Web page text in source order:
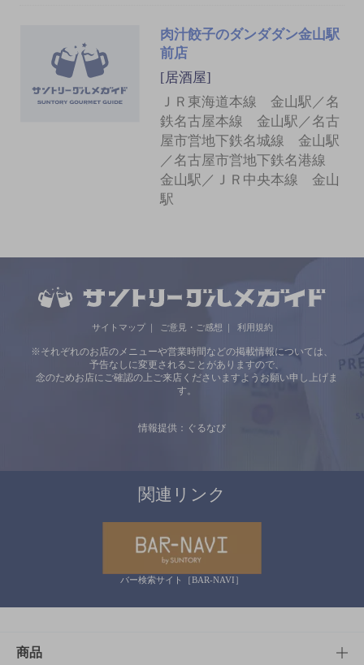
肉汁餃子のダンダダン金山駅
前店
[居酒屋]
ＪＲ東海道本線 金山駅／名
鉄名古屋本線 金山駅／名古
屋市営地下鉄名城線 金山駅
／名古屋市営地下鉄名港線
金山駅／ＪＲ中央本線 金山
駅
サイトマップ ご意見・ご感想 利用規約
※それぞれのお店のメニューや営業時間などの掲載情報については、
予告なしに変更されることがありますので、
念のためお店にご確認の上ご来店くださいますようお願い申し上げま
す。
情報提供：ぐるなび
関連リンク
バー検索サイト［BAR-NAVI］
商品